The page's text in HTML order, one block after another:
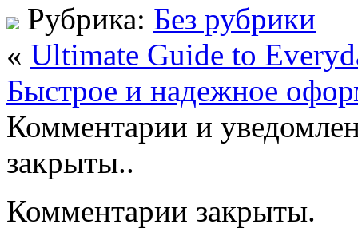
Рубрика: Без рубрики
« Ultimate Guide to
Быстрое и надежное
Комментарии и
закрыты..
Комментарии закрыты.